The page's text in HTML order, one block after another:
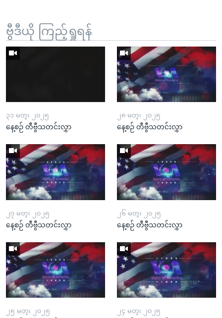
ဗွီဒီယို ကြည့်ရှုရန်
၃၁ မတ္၊ ၂၀၂၅
နေ့စဉ် တီဗွီသတင်းလွှာ
၂၈ မတ္၊ ၂၀၂၅
နေ့စဉ် တီဗွီသတင်းလွှာ
၂၇ မတ္၊ ၂၀၂၅
နေ့စဉ် တီဗွီသတင်းလွှာ
၂၆ မတ္၊ ၂၀၂၅
နေ့စဉ် တီဗွီသတင်းလွှာ
၂၅ မတ္၊ ၂၀၂၅ ၂၄ မတ္၊ ၂၀၂၅